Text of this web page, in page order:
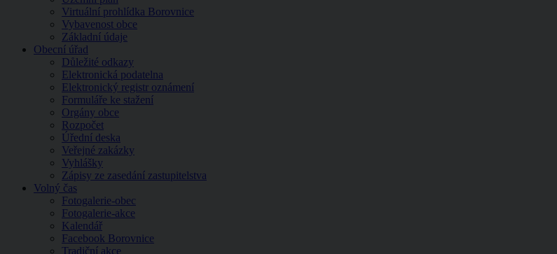
Virtuální prohlídka Borovnice
Vybavenost obce
Základní údaje
Obecní úřad
Důležité odkazy
Elektronická podatelna
Elektronický registr oznámení
Formuláře ke stažení
Orgány obce
Rozpočet
Úřední deska
Veřejné zakázky
Vyhlášky
Zápisy ze zasedání zastupitelstva
Volný čas
Fotogalerie-obec
Fotogalerie-akce
Kalendář
Facebook Borovnice
Tradiční akce